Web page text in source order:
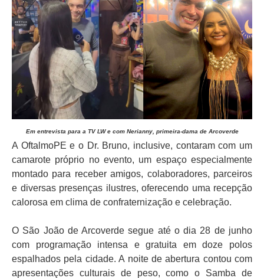
Em entrevista para a TV LW e com Nerianny, primeira-dama de Arcoverde
A OftalmoPE e o Dr. Bruno, inclusive, contaram com um
camarote próprio no evento, um espaço especialmente
montado para receber amigos, colaboradores, parceiros
e diversas presenças ilustres, oferecendo uma recepção
calorosa em clima de confraternização e celebração.
O São João de Arcoverde segue até o dia 28 de junho
com programação intensa e gratuita em doze polos
espalhados pela cidade. A noite de abertura contou com
apresentações culturais de peso, como o Samba de